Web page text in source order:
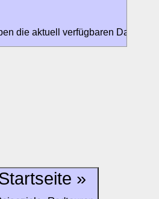
die aktuell verfügbaren Daten
Zurück zur Startseite »